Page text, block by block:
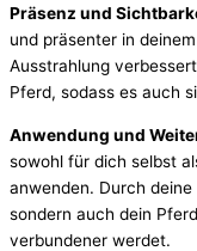
Präsenz und
und präsenter in
Ausstrahlung
Pferd, sodass es auch
Anwendung und
sowohl für dich selbst
anwenden. Durch
sondern auch dein
verbundener werdet.